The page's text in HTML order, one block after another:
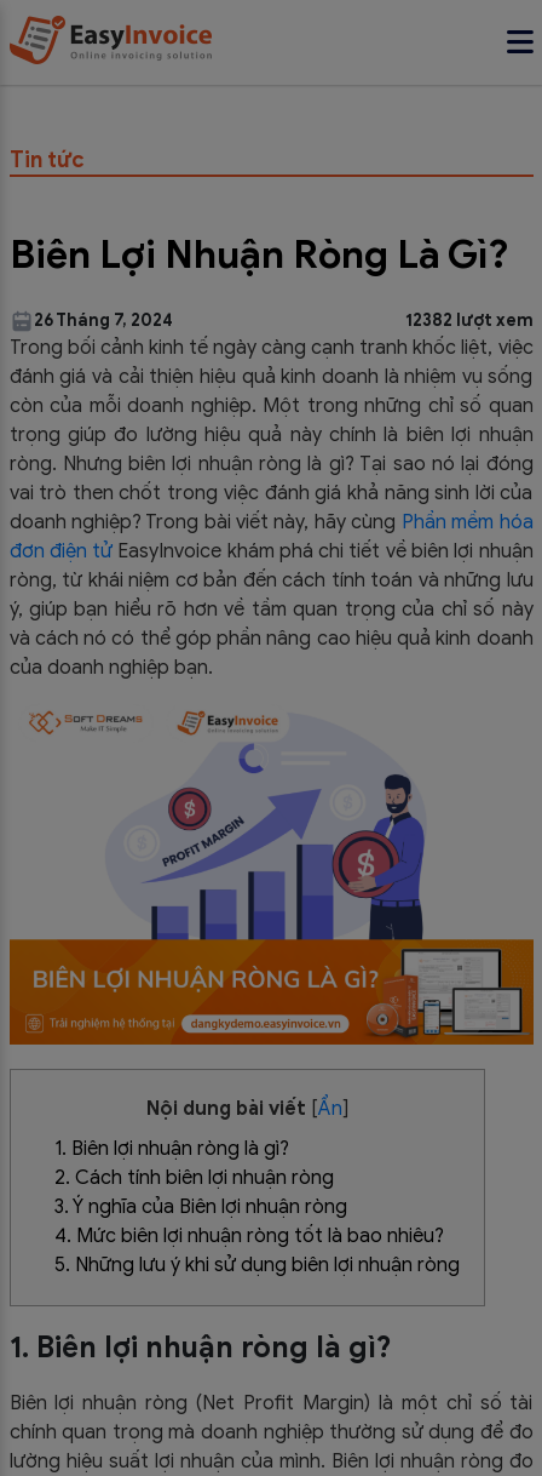
Tin tức
Biên Lợi Nhuận Ròng Là Gì?
26 Tháng 7, 2024 12382 lượt xem
Trong bối cảnh kinh tế ngày càng cạnh tranh khốc liệt, việc
đánh giá và cải thiện hiệu quả kinh doanh là nhiệm vụ sống
còn của mỗi doanh nghiệp. Một trong những chỉ số quan
trọng giúp đo lường hiệu quả này chính là biên lợi nhuận
ròng. Nhưng biên lợi nhuận ròng là gì? Tại sao nó lại đóng
vai trò then chốt trong việc đánh giá khả năng sinh lời của
doanh nghiệp? Trong bài viết này, hãy cùng Phần mềm hóa
đơn điện tử EasyInvoice khám phá chi tiết về biên lợi nhuận
ròng, từ khái niệm cơ bản đến cách tính toán và những lưu
ý, giúp bạn hiểu rõ hơn về tầm quan trọng của chỉ số này
và cách nó có thể góp phần nâng cao hiệu quả kinh doanh
của doanh nghiệp bạn.
Nội dung bài viết [Ẩn]
1. Biên lợi nhuận ròng là gì?
2. Cách tính biên lợi nhuận ròng
3. Ý nghĩa của Biên lợi nhuận ròng
4. Mức biên lợi nhuận ròng tốt là bao nhiêu?
5. Những lưu ý khi sử dụng biên lợi nhuận ròng
1. Biên lợi nhuận ròng là gì?
Biên lợi nhuận ròng (Net Profit Margin) là một chỉ số tài
chính quan trọng mà doanh nghiệp thường sử dụng để đo
lường hiệu suất lợi nhuận của mình. Biên lợi nhuận ròng đo